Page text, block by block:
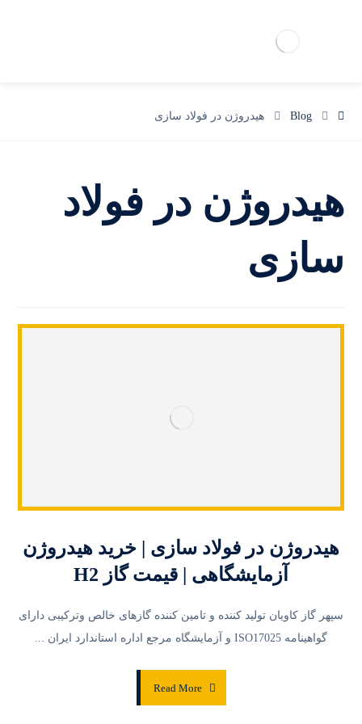
Blog هیدروژن در فولاد سازی
هیدروژن در فولاد
سازی
هیدروژن در فولاد سازی | خرید هیدروژن
آزمایشگاهی | قیمت گاز H2
سپهر گاز کاویان تولید کننده و تامین کننده گازهای خالص وترکیبی دارای
گواهینامه ISO17025 و آزمایشگاه مرجع اداره استاندارد ایران ...
Read More